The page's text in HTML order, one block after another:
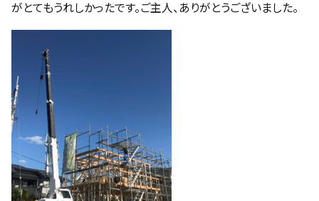
がとてもうれしかったです。ご主人、ありがとうございました。